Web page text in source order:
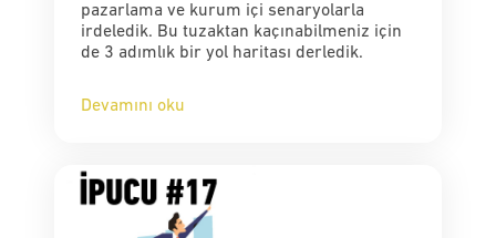
pazarlama ve kurum içi senaryolarla
irdeledik. Bu tuzaktan kaçınabilmeniz için
de 3 adımlık bir yol haritası derledik.
Devamını oku